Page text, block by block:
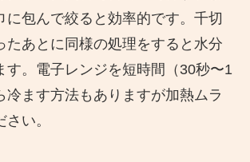
に包んで絞ると効率的です。千切
たあとに同様の処理をすると水分
す。電子レンジを短時間（30秒〜1
冷ます方法もありますが加熱ムラ
い。